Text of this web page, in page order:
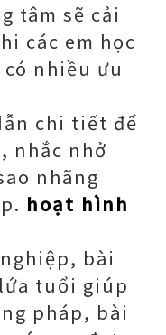
tâm sẽ cải
các em học
nhiều ưu
chi tiết để
nhắc nhở
nhãng
hoạt hình
bài
tuổi giúp
pháp, bài